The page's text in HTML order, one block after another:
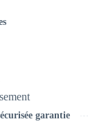
garantie